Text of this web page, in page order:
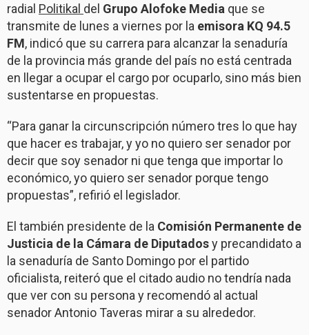
radial Politikal del Grupo Alofoke Media que se
transmite de lunes a viernes por la emisora KQ 94.5
FM, indicó que su carrera para alcanzar la senaduría
de la provincia más grande del país no está centrada
en llegar a ocupar el cargo por ocuparlo, sino más bien
sustentarse en propuestas.
“Para ganar la circunscripción número tres lo que hay
que hacer es trabajar, y yo no quiero ser senador por
decir que soy senador ni que tenga que importar lo
económico, yo quiero ser senador porque tengo
propuestas”, refirió el legislador.
El también presidente de la Comisión Permanente de
Justicia de la Cámara de Diputadosy precandidato a
la senaduría de Santo Domingo por el partido
oficialista, reiteró que el citado audio no tendría nada
que ver con su persona y recomendó al actual
senador Antonio Taveras mirar a su alrededor.